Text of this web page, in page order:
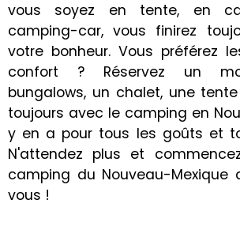
vous soyez en tente, en
camping-car, vous finirez
votre bonheur. Vous préférez
confort ? Réservez un
bungalows, un chalet, une
toujours avec le camping en
y en a pour tous les goûts et
N'attendez plus et
camping du Nouveau-
vous !